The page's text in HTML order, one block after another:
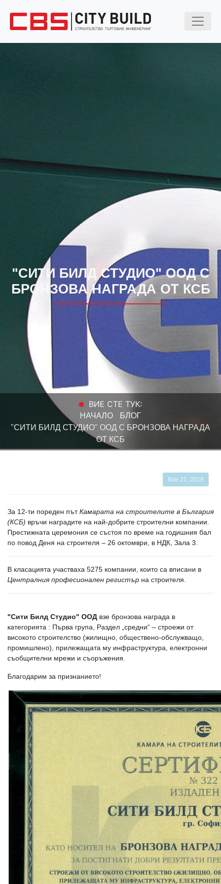
"СИТИ БИЛД СТУДИО" ООД С
БРОНЗОВА НАГРАДА ОТ КСБ
ВИЕ СТЕ ТУК:
НАЧАЛО
БЛОГ
"СИТИ БИЛД СТУДИО" ООД С БРОНЗОВА НАГРАДА
ОТ КСБ
Nov 21, 2019
За 12-ти пореден пътКамарата на строителите в Бългаpия
(КСБ) вpъчи наградите на най-добрите строителни компании.
Престижната церемония cе cъcтоя по вpеме на годишния бал
по повод Деня на строителя – 26 октомври, в НДК, Зала 3.
В класацията участваха 5275 компании, които са вписани в
Централния професионален регистър на строителя.
"Сити Билд Студио" ООД взе бронзова награда в
категорията : Първа група, Раздел „средни“ – строежи от
високото строителство (жилищно, обществено-обслужващо,
промишлено), прилежащата му инфраструктура, електронни
съобщителни мрежи и съоръжения.
Благодарим за признанието!